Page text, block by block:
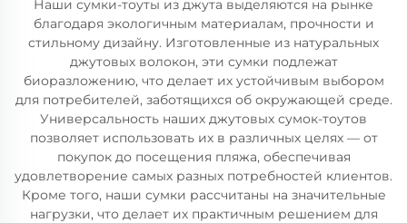
Наши сумки-тоуты из джута выделяются на рынке
благодаря экологичным материалам, прочности и
стильному дизайну. Изготовленные из натуральных
джутовых волокон, эти сумки подлежат
биоразложению, что делает их устойчивым выбором
для потребителей, заботящихся об окружающей среде.
Универсальность наших джутовых сумок-тоутов
позволяет использовать их в различных целях — от
покупок до посещения пляжа, обеспечивая
удовлетворение самых разных потребностей клиентов.
Кроме того, наши сумки рассчитаны на значительные
нагрузки, что делает их практичным решением для